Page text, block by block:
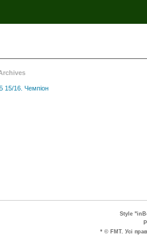
15/16. Чемпіон
Style
* © FMT. Усі